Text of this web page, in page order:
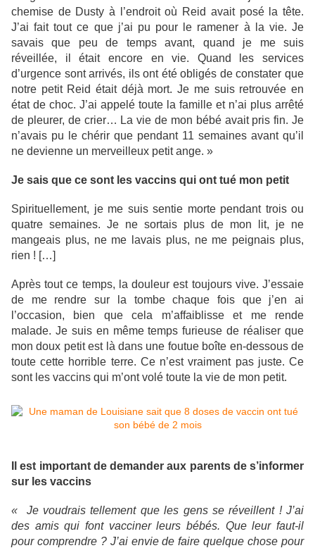
chemise de Dusty à l’endroit où Reid avait posé la tête.
J’ai fait tout ce que j’ai pu pour le ramener à la vie. Je
savais que peu de temps avant, quand je me suis
réveillée, il était encore en vie. Quand les services
d’urgence sont arrivés, ils ont été obligés de constater que
notre petit Reid était déjà mort. Je me suis retrouvée en
état de choc. J’ai appelé toute la famille et n’ai plus arrêté
de pleurer, de crier… La vie de mon bébé avait pris fin. Je
n’avais pu le chérir que pendant 11 semaines avant qu’il
ne devienne un merveilleux petit ange. »
Je sais que ce sont les vaccins qui ont tué mon petit
Spirituellement, je me suis sentie morte pendant trois ou
quatre semaines. Je ne sortais plus de mon lit, je ne
mangeais plus, ne me lavais plus, ne me peignais plus,
rien ! […]
Après tout ce temps, la douleur est toujours vive. J’essaie
de me rendre sur la tombe chaque fois que j’en ai
l’occasion, bien que cela m’affaiblisse et me rende
malade. Je suis en même temps furieuse de réaliser que
mon doux petit est là dans une foutue boîte en-dessous de
toute cette horrible terre. Ce n’est vraiment pas juste. Ce
sont les vaccins qui m’ont volé toute la vie de mon petit.
Il est important de demander aux parents de s’informer
sur les vaccins
« Je voudrais tellement que les gens se réveillent ! J’ai
des amis qui font vacciner leurs bébés. Que leur faut-il
pour comprendre ? J’ai envie de faire quelque chose pour